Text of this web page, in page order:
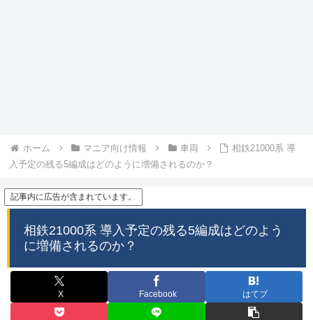
ホーム マニア向け情報 車両
相鉄21000系 導
入予定の残る5編成はどのように増備されるのか？
記事内に広告が含まれています。
相鉄21000系 導入予定の残る5編成はどのよう
に増備されるのか？
X Facebook はてブ